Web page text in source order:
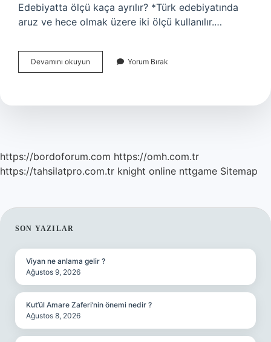
Edebiyatta ölçü kaça ayrılır? *Türk edebiyatında
aruz ve hece olmak üzere iki ölçü kullanılır.…
Devamını okuyun
Türleri
Yorum Bırak
https://bordoforum.com https://omh.com.tr
https://tahsilatpro.com.tr knight online nttgame Sitemap
SIDEBAR
SON YAZILAR
Viyan ne anlama gelir ?
Ağustos 9, 2026
Kut’ül Amare Zaferi’nin önemi nedir ?
Ağustos 8, 2026